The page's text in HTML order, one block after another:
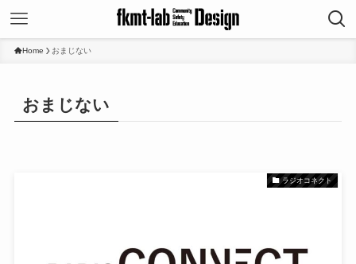
Home おまじない
おまじない
ラジオコネクト